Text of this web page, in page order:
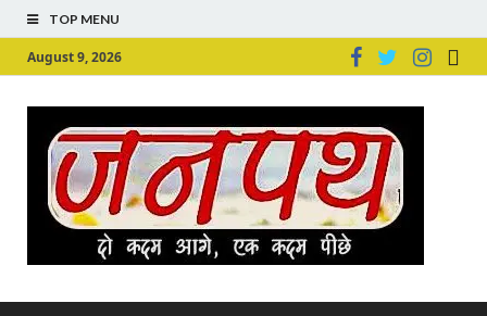
TOP MENU
August 9, 2026